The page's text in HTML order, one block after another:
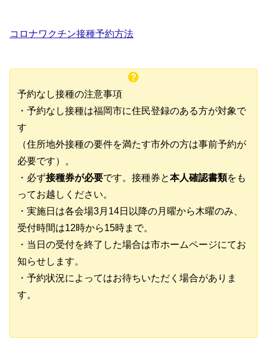
コロナワクチン接種予約方法
予約なし接種の注意事項
・予約なし接種は福岡市に住民登録のある方が対象で
す
（住所地外接種の要件を満たす市外の方は事前予約が
必要です）。
・必ず接種券が必要です。接種券と本人確認書類をも
ってお越しください。
・実施日は各会場3月14日以降の月曜から木曜のみ、
受付時間は12時から15時まで。
・当日の受付を終了した場合は市ホームページにてお
知らせします。
・予約状況によってはお待ちいただく場合がありま
す。